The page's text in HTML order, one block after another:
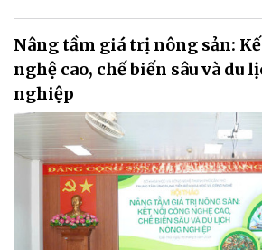
Nâng tầm giá trị nông sản:
nghệ cao, chế biến sâu và du
nghiệp